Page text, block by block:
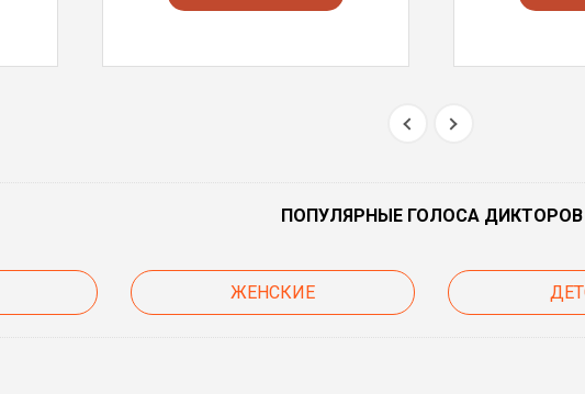
ПОПУЛЯРНЫЕ ГОЛОСА ДИКТОРОВ
ЖЕНСКИЕ